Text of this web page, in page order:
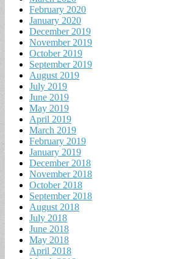
February 2020
January 2020
December 2019
November 2019
October 2019
September 2019
August 2019
July 2019
June 2019
May 2019
April 2019
March 2019
February 2019
January 2019
December 2018
November 2018
October 2018
September 2018
August 2018
July 2018
June 2018
May 2018
April 2018